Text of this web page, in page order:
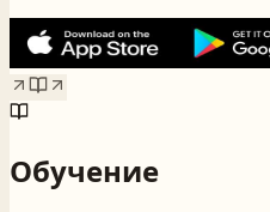
Обучение